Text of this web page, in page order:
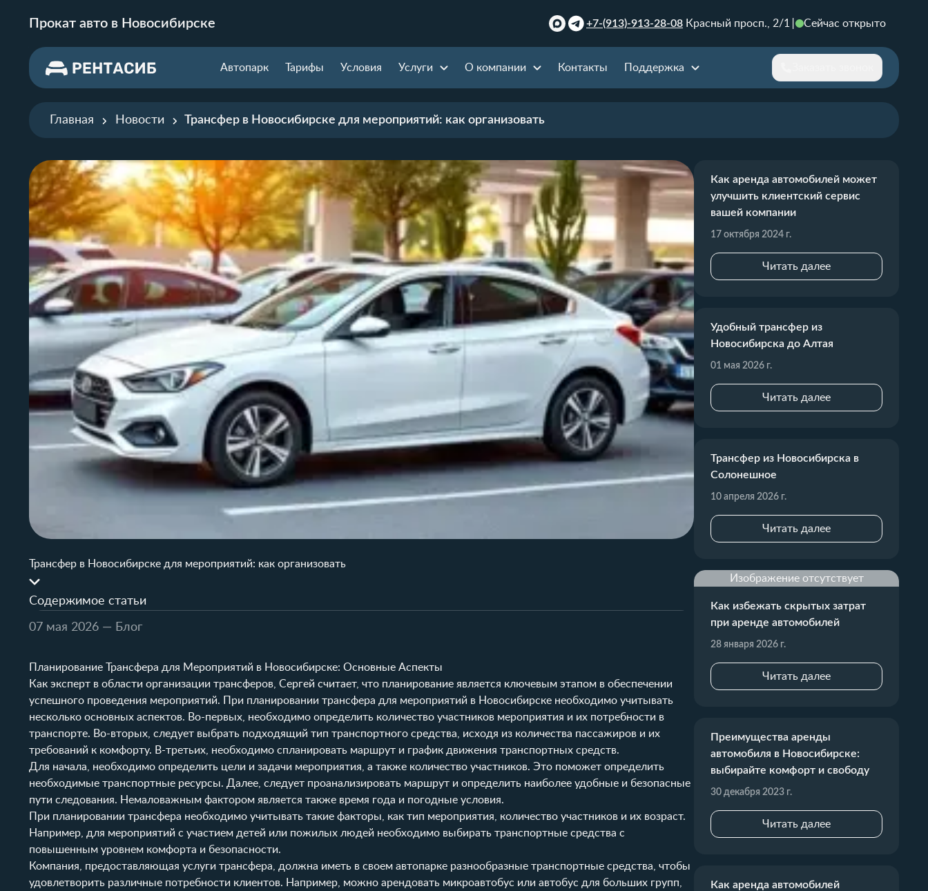
Прокат авто в Новосибирске +7-(913)-913-28-08 Красный просп., 2/1 Сейчас открыто
Автопарк Тарифы Условия Услуги О компании Контакты Поддержка
Главная Новости Трансфер в Новосибирске для мероприятий: как организовать
Трансфер в Новосибирске для мероприятий: как организовать
Содержимое статьи
07 мая 2026 — Блог
Планирование Трансфера для Мероприятий в Новосибирске: Основные Аспекты
Как эксперт в области организации трансферов, Сергей считает, что планирование является ключевым этапом в обеспечении
успешного проведения мероприятий. При планировании трансфера для мероприятий в Новосибирске необходимо учитывать
несколько основных аспектов. Во-первых, необходимо определить количество участников мероприятия и их потребности в
транспорте. Во-вторых, следует выбрать подходящий тип транспортного средства, исходя из количества пассажиров и их
требований к комфорту. В-третьих, необходимо спланировать маршрут и график движения транспортных средств.
Для начала, необходимо определить цели и задачи мероприятия, а также количество участников. Это поможет определить
необходимые транспортные ресурсы. Далее, следует проанализировать маршрут и определить наиболее удобные и безопасные
пути следования. Немаловажным фактором является также время года и погодные условия.
При планировании трансфера необходимо учитывать такие факторы, как тип мероприятия, количество участников и их возраст.
Например, для мероприятий с участием детей или пожилых людей необходимо выбирать транспортные средства с
повышенным уровнем комфорта и безопасности.
Компания, предоставляющая услуги трансфера, должна иметь в своем автопарке разнообразные транспортные средства, чтобы
удовлетворить различные потребности клиентов. Например, можно арендовать микроавтобус или автобус для больших групп,
Как аренда автомобилей может
улучшить клиентский сервис
вашей компании
17 октября 2024 г.
Читать далее
Удобный трансфер из
Новосибирска до Алтая
01 мая 2026 г.
Читать далее
Трансфер из Новосибирска в
Солонешное
10 апреля 2026 г.
Читать далее
Изображение отсутствует
Как избежать скрытых затрат
при аренде автомобилей
28 января 2026 г.
Читать далее
Преимущества аренды
автомобиля в Новосибирске:
выбирайте комфорт и свободу
30 декабря 2023 г.
Читать далее
Как аренда автомобилей